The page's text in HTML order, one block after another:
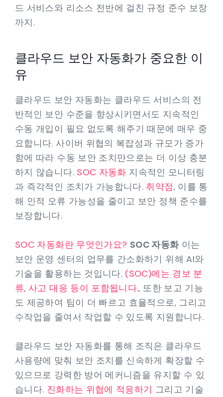
드 서비스와 리소스 전반에 걸친 규정 준수 보장
까지.
클라우드 보안 자동화가 중요한 이
유
클라우드 보안 자동화는 클라우드 서비스의 전
반적인 보안 수준을 향상시키면서도 지속적인
수동 개입이 필요 없도록 해주기 때문에 매우 중
요합니다. 사이버 위협의 복잡성과 규모가 증가
함에 따라 수동 보안 조치만으로는 더 이상 충분
하지 않습니다. SOC 자동화 지속적인 모니터링
과 즉각적인 조치가 가능합니다. 취약점, 이를 통
해 인적 오류 가능성을 줄이고 보안 정책 준수를
보장합니다.
SOC 자동화란 무엇인가요? SOC 자동화이는
보안 운영 센터의 업무를 간소화하기 위해 AI와
기술을 활용하는 것입니다. (SOC)에는 경보 분
류, 사고 대응 등이 포함됩니다., 또한 보고 기능
도 제공하여 팀이 더 빠르고 효율적으로, 그리고
수작업을 줄여서 작업할 수 있도록 지원합니다.
클라우드 보안 자동화를 통해 조직은 클라우드
사용량에 맞춰 보안 조치를 신속하게 확장할 수
있으므로 강력한 방어 메커니즘을 유지할 수 있
습니다. 진화하는 위협에 적응하기 그리고 기술